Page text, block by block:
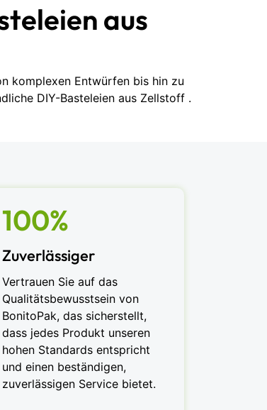
aus
komplexen Entwürfen bis hin zu
DIY-Basteleien aus Zellstoff .
100%
Zuverlässiger
Vertrauen Sie auf das
Qualitätsbewusstsein von
BonitoPak, das sicherstellt,
dass jedes Produkt unseren
hohen Standards entspricht
und einen beständigen,
zuverlässigen Service bietet.